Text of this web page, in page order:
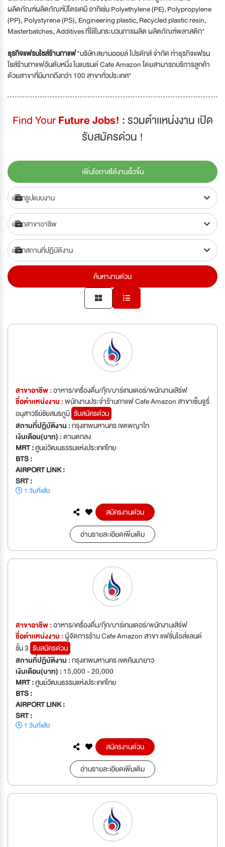
ผลิตภัณฑ์ผลิตภัณฑ์ปิโตรเคมี อาทิเช่น Polyethylene (PE), Polypropylene
(PP), Polystyrene (PS), Engineering plastic,Recycled plastic resin,
Masterbatches, Additivesที่ใช้ในกระบวนการผลิต ผลิตภัณฑ์พลาสติก"
ธุรกิจแฟรนไชส์ร้านกาแฟ"บริษัทสยามออยล์ โปรดักส์ จำกัด ทำธุรกิจแฟรน
ไชส์ร้านกาแฟอันดับหนึ่ง ในแบรนด์Cafe Amazon โดยสามารถบริการลูกค้า
ด้วยสาขาที่มีมากถึงกว่า 100 สาขาทั่วประเทศ"
Find YourFuture Jobs! :รวมตำเเหน่งงาน เปิด
รับสมัครด่วน !
เพิ่มโอกาสได้งานเร็วขึ้น
ค้นหางานด่วน
สาขาอาชีพ :อาหาร/เครื่องดื่ม/กุ๊ก/บาร์เทนเดอร์/พนักงานเสิร์ฟ
ชื่อตำเเหน่งงาน :พนักงานประจำร้านกาแฟ Cafe Amazon สาขาเซ็นจูรี่
อนุสาวรีย์ชัยสมรภูมิ รับสมัครด่วน
สถานที่ปฏิบัติงาน :กรุงเทพมหานคร เขตพญาไท
เงินเดือน(บาท) :ตามตกลง
MRT :ศูนย์วัฒนธรรมแห่งประเทศไทย
BTS :
AIRPORT LINK :
SRT :
1 วันที่แล้ว
สมัครงานด่วน
อ่านรายละเอียดเพิ่มเติม
สาขาอาชีพ :อาหาร/เครื่องดื่ม/กุ๊ก/บาร์เทนเดอร์/พนักงานเสิร์ฟ
ชื่อตำเเหน่งงาน :ผู้จัดการร้าน Cafe Amazon สาขา แฟชั่นไอส์แลนด์
ชั้น 3 รับสมัครด่วน
สถานที่ปฏิบัติงาน :กรุงเทพมหานคร เขตคันนายาว
เงินเดือน(บาท) : 15,000 - 20,000
MRT :ศูนย์วัฒนธรรมแห่งประเทศไทย
BTS :
AIRPORT LINK :
SRT :
1 วันที่แล้ว
สมัครงานด่วน
อ่านรายละเอียดเพิ่มเติม